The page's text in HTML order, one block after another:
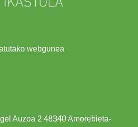
webgunea
Auzoa 2 48340 Amorebieta-